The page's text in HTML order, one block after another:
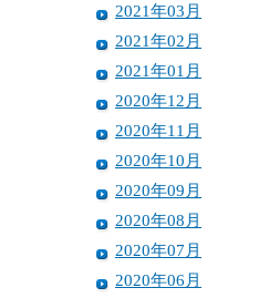
2021年03月
2021年02月
2021年01月
2020年12月
2020年11月
2020年10月
2020年09月
2020年08月
2020年07月
2020年06月